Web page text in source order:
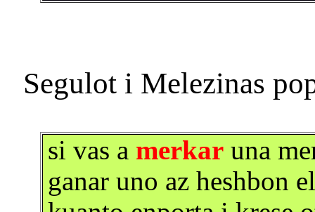
si vas a merkar una
ganar uno az heshbon